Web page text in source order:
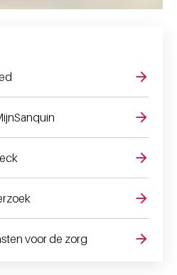
voor de zorg